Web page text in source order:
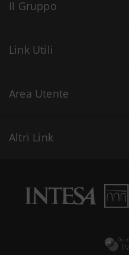
Il Gruppo
Link Utili
Area Utente
Altri Link